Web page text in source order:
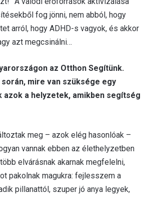
fog jönni, nem abból, hogy
arról, hogy ADHD-s vagyok, és akkor
azt megcsinálni…
az Otthon Segítünk.
mire van szüksége egy
azok a helyzetek, amikben segítség
meg – azok elég hasonlóak –
vannak ebben az élethelyzetben
elvárásnak akarnak megfelelni,
pakolnak magukra: fejlesszem a
pillanattól, szuper jó anya legyek,